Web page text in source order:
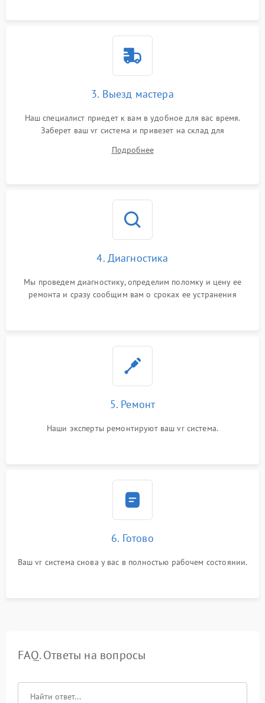
3. Выезд мастера
Наш специалист приедет к вам в удобное для вас время.
Заберет ваш vr система и привезет на склад для
Подробнее
4. Диагностика
Мы проведем диагностику, определим поломку и цену ее
ремонта и сразу сообщим вам о сроках ее устранения
5. Ремонт
Наши эксперты ремонтируют ваш vr система.
6. Готово
Ваш vr система снова у вас в полностью рабочем состоянии.
FAQ. Ответы на вопросы